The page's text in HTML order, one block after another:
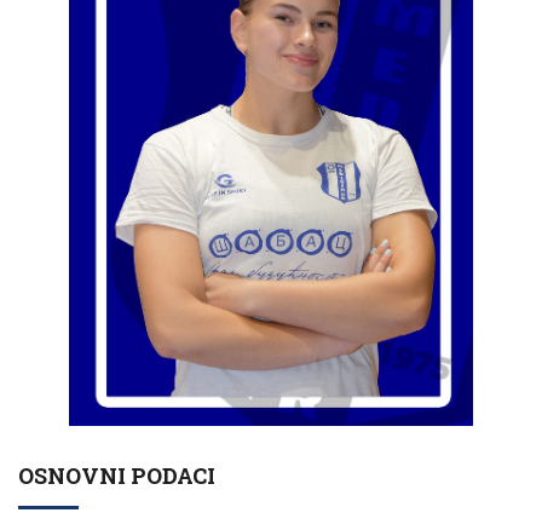
OSNOVNI PODACI